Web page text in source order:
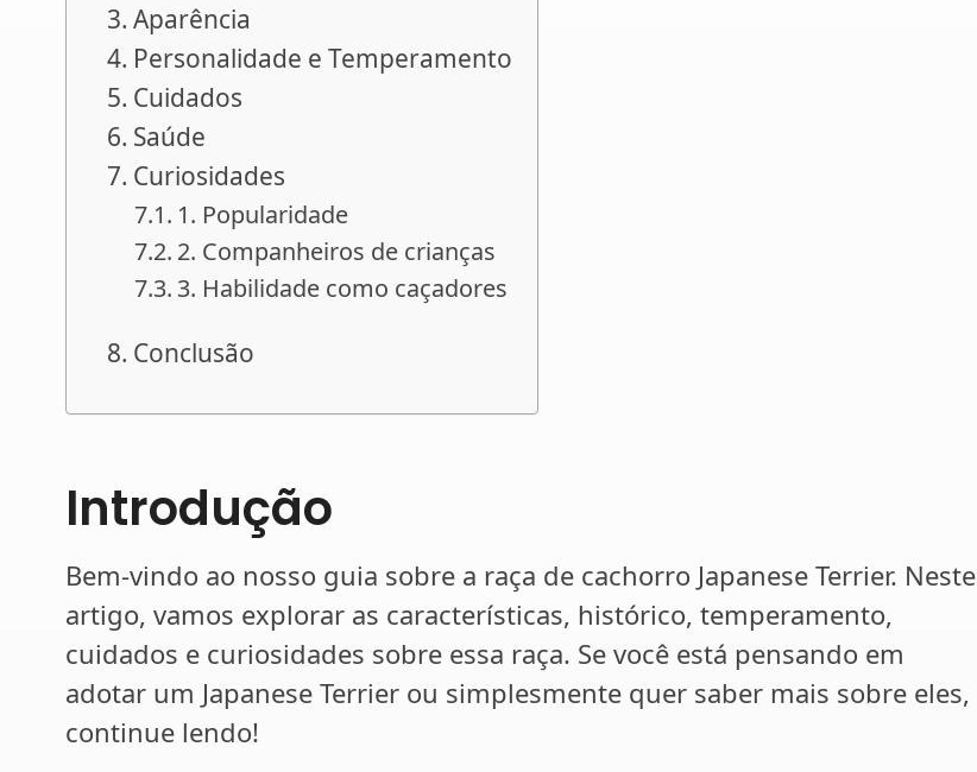
Aparência
Personalidade e Temperamento
Cuidados
Saúde
Curiosidades
1. Popularidade
2. Companheiros de crianças
3. Habilidade como caçadores
Conclusão
Introdução
Bem-vindo ao nosso guia sobre a raça de cachorro Japanese Terrier. Neste
artigo, vamos explorar as características, histórico, temperamento,
cuidados e curiosidades sobre essa raça. Se você está pensando em
adotar um Japanese Terrier ou simplesmente quer saber mais sobre eles,
continue lendo!